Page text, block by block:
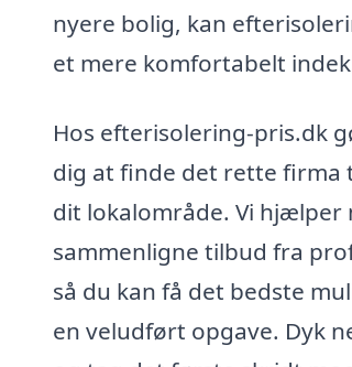
nyere bolig, kan
et mere komfortabelt
Hos efterisolering-pris.dk
dig at finde det rette firma
dit lokalområde. Vi hjælper
sammenligne tilbud fra
så du kan få det bedste
en veludført opgave. Dyk